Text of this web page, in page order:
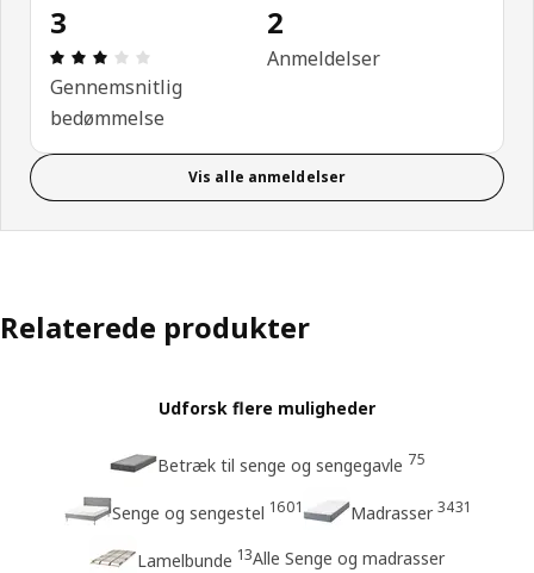
3
Anmeldelse: 3 Ud af 5 Stjerner. Anmeldelser i alt:
Gennemsnitlig
bedømmelse
2
Anmeldelser
Vis alle anmeldelser
Relaterede produkter
Udforsk flere muligheder
Betræk til senge og sengegavle 75
Senge og sengestel 1601 Madrasser 3431
Lamelbunde 13Alle Senge og madrasser